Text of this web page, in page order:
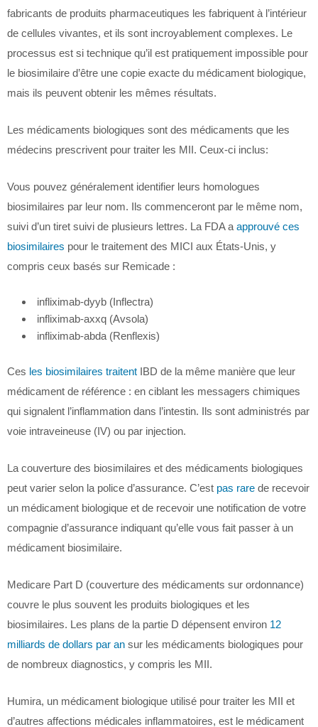
fabricants de produits pharmaceutiques les fabriquent à l’intérieur
de cellules vivantes, et ils sont incroyablement complexes. Le
processus est si technique qu’il est pratiquement impossible pour
le biosimilaire d’être une copie exacte du médicament biologique,
mais ils peuvent obtenir les mêmes résultats.
Les médicaments biologiques sont des médicaments que les
médecins prescrivent pour traiter les MII. Ceux-ci inclus:
Vous pouvez généralement identifier leurs homologues
biosimilaires par leur nom. Ils commenceront par le même nom,
suivi d’un tiret suivi de plusieurs lettres. La FDA a approuvé ces
biosimilaires pour le traitement des MICI aux États-Unis, y
compris ceux basés sur Remicade :
infliximab-dyyb (Inflectra)
infliximab-axxq (Avsola)
infliximab-abda (Renflexis)
Ces les biosimilaires traitent IBD de la même manière que leur
médicament de référence : en ciblant les messagers chimiques
qui signalent l’inflammation dans l’intestin. Ils sont administrés par
voie intraveineuse (IV) ou par injection.
La couverture des biosimilaires et des médicaments biologiques
peut varier selon la police d’assurance. C’est pas rare de recevoir
un médicament biologique et de recevoir une notification de votre
compagnie d’assurance indiquant qu’elle vous fait passer à un
médicament biosimilaire.
Medicare Part D (couverture des médicaments sur ordonnance)
couvre le plus souvent les produits biologiques et les
biosimilaires. Les plans de la partie D dépensent environ 12
milliards de dollars par an sur les médicaments biologiques pour
de nombreux diagnostics, y compris les MII.
Humira, un médicament biologique utilisé pour traiter les MII et
d’autres affections médicales inflammatoires, est le médicament